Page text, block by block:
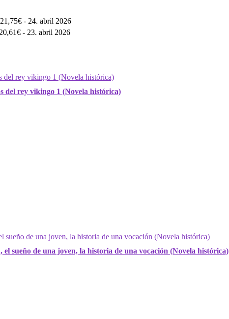
21,75€ - 24. abril 2026
20,61€ - 23. abril 2026
del rey vikingo 1 (Novela histórica)
sueño de una joven, la historia de una vocación (Novela histórica)